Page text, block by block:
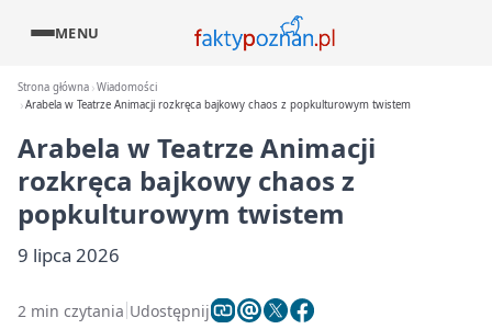
MENU
Strona główna Wiadomości
Arabela w Teatrze Animacji rozkręca bajkowy chaos z popkulturowym twistem
Arabela w Teatrze Animacji
rozkręca bajkowy chaos z
popkulturowym twistem
9 lipca 2026
2 min czytania Udostępnij